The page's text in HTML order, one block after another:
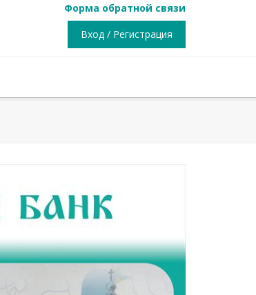
Форма обратной связи
Вход / Регистрация